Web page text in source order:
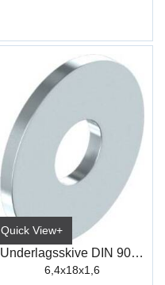
Quick View+
Underlagsskive DIN 9021 VZ M6
6,4x18x1,6